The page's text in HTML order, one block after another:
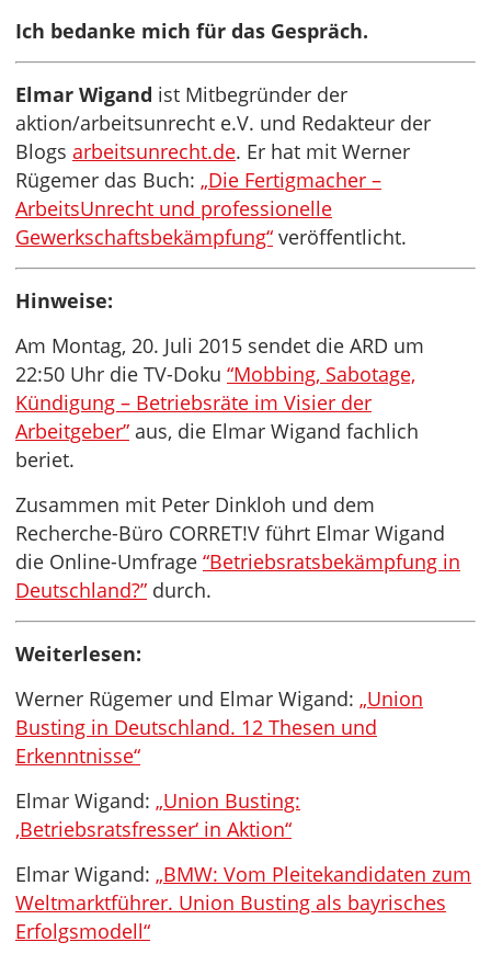
Ich bedanke mich für das Gespräch.
Elmar Wigand ist Mitbegründer der
aktion/arbeitsunrecht e.V. und Redakteur der
Blogs arbeitsunrecht.de. Er hat mit Werner
Rügemer das Buch: „Die Fertigmacher –
ArbeitsUnrecht und professionelle
Gewerkschaftsbekämpfung“ veröffentlicht.
Hinweise:
Am Montag, 20. Juli 2015 sendet die ARD um
22:50 Uhr die TV-Doku “Mobbing, Sabotage,
Kündigung – Betriebsräte im Visier der
Arbeitgeber” aus, die Elmar Wigand fachlich
beriet.
Zusammen mit Peter Dinkloh und dem
Recherche-Büro CORRET!V führt Elmar Wigand
die Online-Umfrage “Betriebsratsbekämpfung in
Deutschland?” durch.
Weiterlesen:
Werner Rügemer und Elmar Wigand: „Union
Busting in Deutschland. 12 Thesen und
Erkenntnisse“
Elmar Wigand: „Union Busting:
‚Betriebsratsfresser‘ in Aktion“
Elmar Wigand: „BMW: Vom Pleitekandidaten zum
Weltmarktführer. Union Busting als bayrisches
Erfolgsmodell“